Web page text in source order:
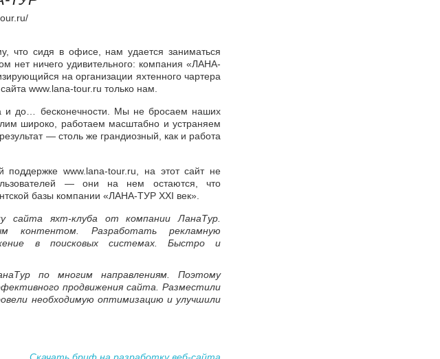
что сидя в офисе, нам удается заниматься
ничего удивительного: компания «ЛАНА-
на организации яхтенного чартера
www.lana-tour.ru только нам.
и до… бесконечности. Мы не бросаем наших
широко, работаем масштабно и устраняем
— столь же грандиозный, как и работа
поддержке www.lana-tour.ru, на этот сайт не
— они на нем остаются, что
базы компании «ЛАНА-ТУР XXI век».
сайта яхт-клуба от компании ЛанаТур.
контентом. Разработать рекламную
в поисковых системах. Быстро и
по многим направлениям. Поэтому
продвижения сайта. Разместили
необходимую оптимизацию и улучшили